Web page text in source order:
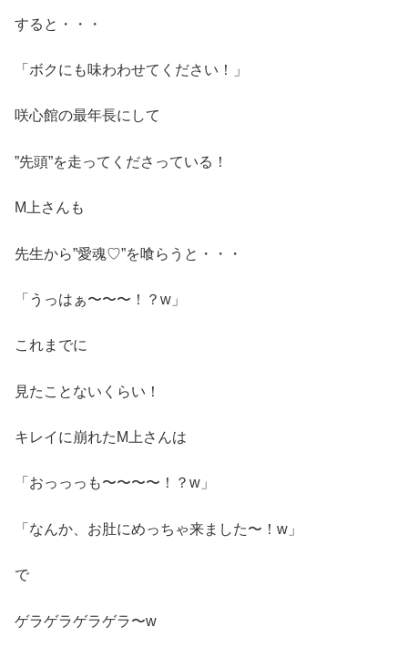
すると・・・
「ボクにも味わわせてください！」
咲心館の最年長にして
”先頭”を走ってくださっている！
M上さんも
先生から”愛魂♡”を喰らうと・・・
「うっはぁ〜〜〜！？w」
これまでに
見たことないくらい！
キレイに崩れたM上さんは
「おっっっも〜〜〜〜！？w」
「なんか、お肚にめっちゃ来ました〜！w」
で
ゲラゲラゲラゲラ〜w